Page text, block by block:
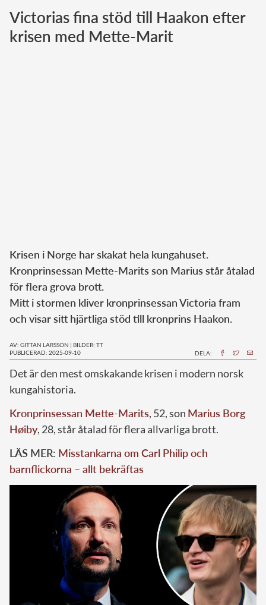
Norska kungahuset
Danska kungahuset
Victorias fina stöd till Haakon efter
krisen med Mette-Marit
Krisen i Norge har skakat hela kungahuset.
Kronprinsessan Mette-Marits son Marius står åtalad
för flera grova brott.
Mitt i stormen kliver kronprinsessan Victoria fram
och visar sitt hjärtliga stöd till kronprins Haakon.
AV: GITTAN LARSSON | BILDER: TT
PUBLICERAD: 2025-09-10
DELA:
Det är den mest omskakande krisen i modern norsk
kungahistoria.
Kronprinsessan Mette-Marits, 52, son Marius Borg
Høiby, 28, står åtalad för flera allvarliga brott.
LÄS MER: Misstankarna om Carl Philip och
barnflickorna – allt bekräftas